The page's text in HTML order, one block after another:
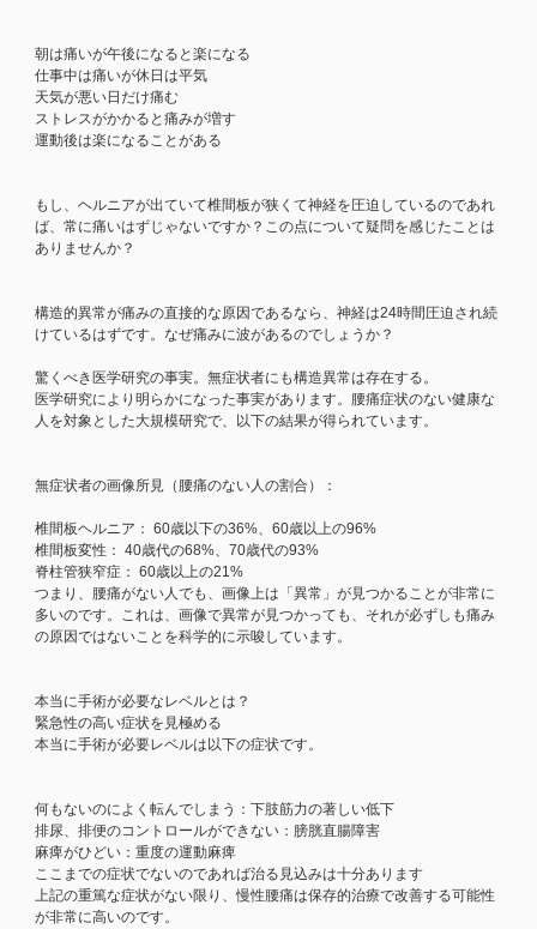
朝は痛いが午後になると楽になる
仕事中は痛いが休日は平気
天気が悪い日だけ痛む
ストレスがかかると痛みが増す
運動後は楽になることがある
もし、ヘルニアが出ていて椎間板が狭くて神経を圧迫しているのであれ
ば、常に痛いはずじゃないですか？この点について疑問を感じたことは
ありませんか？
構造的異常が痛みの直接的な原因であるなら、神経は24時間圧迫され続
けているはずです。なぜ痛みに波があるのでしょうか？
驚くべき医学研究の事実。無症状者にも構造異常は存在する。
医学研究により明らかになった事実があります。腰痛症状のない健康な
人を対象とした大規模研究で、以下の結果が得られています。
無症状者の画像所見（腰痛のない人の割合）：
椎間板ヘルニア： 60歳以下の36%、60歳以上の96%
椎間板変性： 40歳代の68%、70歳代の93%
脊柱管狭窄症： 60歳以上の21%
つまり、腰痛がない人でも、画像上は「異常」が見つかることが非常に
多いのです。これは、画像で異常が見つかっても、それが必ずしも痛み
の原因ではないことを科学的に示唆しています。
本当に手術が必要なレベルとは？
緊急性の高い症状を見極める
本当に手術が必要レベルは以下の症状です。
何もないのによく転んでしまう：下肢筋力の著しい低下
排尿、排便のコントロールができない：膀胱直腸障害
麻痺がひどい：重度の運動麻痺
ここまでの症状でないのであれば治る見込みは十分あります
上記の重篤な症状がない限り、慢性腰痛は保存的治療で改善する可能性
が非常に高いのです。